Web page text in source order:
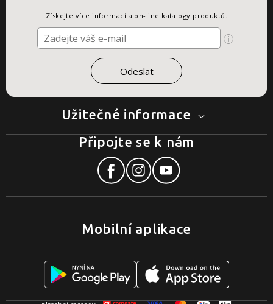
Užitečné informace
Získejte více informací a on-line katalogy produktů.
Mobilní aplikace
Připojte se k nám